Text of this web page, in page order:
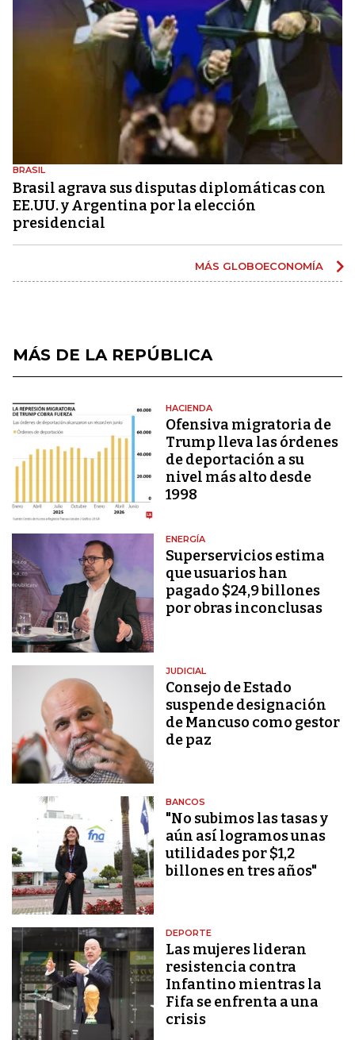
BRASIL
Brasil agrava sus disputas diplomáticas con
EE.UU. y Argentina por la elección
presidencial
MÁS GLOBOECONOMÍA
MÁS DE LA REPÚBLICA
HACIENDA
Ofensiva migratoria de
Trump lleva las órdenes
de deportación a su
nivel más alto desde
1998
ENERGÍA
Superservicios estima
que usuarios han
pagado $24,9 billones
por obras inconclusas
JUDICIAL
Consejo de Estado
suspende designación
de Mancuso como gestor
de paz
BANCOS
"No subimos las tasas y
aún así logramos unas
utilidades por $1,2
billones en tres años"
DEPORTE
Las mujeres lideran
resistencia contra
Infantino mientras la
Fifa se enfrenta a una
crisis